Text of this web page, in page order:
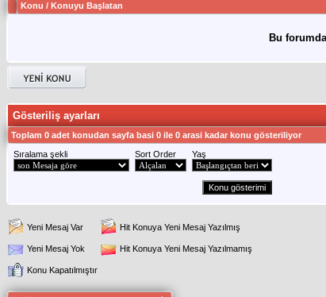
Konu / Konuyu Başlatan
Bu
Gösteriliş ayarları
Toplam 0 adet konudan sayfa basi 0 ile 0 arasi kadar konu gösteriliyor
Sıralama şekli
Sort Order Yaş
Yeni Mesaj Var Hit Konuya Yeni Mesaj Yazılmış
Yeni Mesaj Yok Hit Konuya Yeni Mesaj Yazılmamış
Konu Kapatılmıştır